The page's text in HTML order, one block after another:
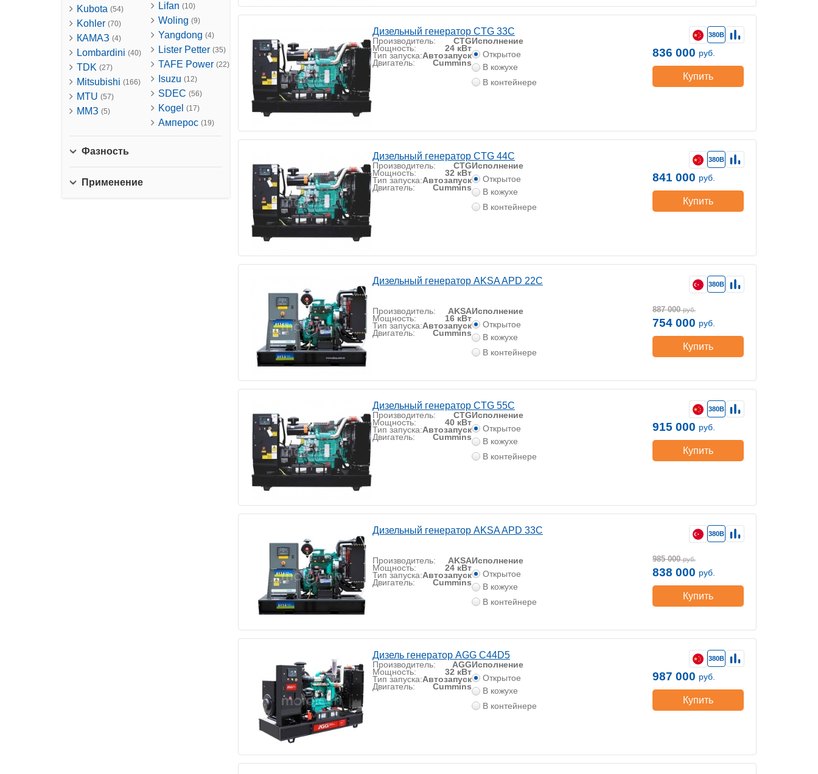
Kubota (54)
Kohler (70)
КАМАЗ (4)
Lombardini (40)
TDK (27)
Mitsubishi (166)
MTU (57)
ММЗ (5)
Lifan (10)
Woling (9)
Yangdong (4)
Lister Petter (35)
TAFE Power (22)
Isuzu (12)
SDEC (56)
Kogel (17)
Амперос (19)
Фазность
Применение
Дизельный генератор CTG 33C
Производитель: CTG
Мощность: 24 кВт
Тип запуска:Автозапуск
Двигатель: Cummins
Исполнение
Открытое
В кожухе
В контейнере
380В
836 000 руб.
Купить
Дизельный генератор CTG 44C
Производитель: CTG
Мощность: 32 кВт
Тип запуска:Автозапуск
Двигатель: Cummins
Исполнение
Открытое
В кожухе
В контейнере
380В
841 000 руб.
Купить
Дизельный генератор AKSA APD 22C
Производитель: AKSA
Мощность: 16 кВт
Тип запуска:Автозапуск
Двигатель: Cummins
Исполнение
Открытое
В кожухе
В контейнере
380В
887 000 руб.
754 000 руб.
Купить
Дизельный генератор CTG 55C
Производитель: CTG
Мощность: 40 кВт
Тип запуска:Автозапуск
Двигатель: Cummins
Исполнение
Открытое
В кожухе
В контейнере
380В
915 000 руб.
Купить
Дизельный генератор AKSA APD 33C
Производитель: AKSA
Мощность: 24 кВт
Тип запуска:Автозапуск
Двигатель: Cummins
Исполнение
Открытое
В кожухе
В контейнере
380В
985 000 руб.
838 000 руб.
Купить
Дизель генератор AGG C44D5
Производитель: AGG
Мощность: 32 кВт
Тип запуска:Автозапуск
Двигатель: Cummins
Исполнение
Открытое
В кожухе
В контейнере
380В
987 000 руб.
Купить